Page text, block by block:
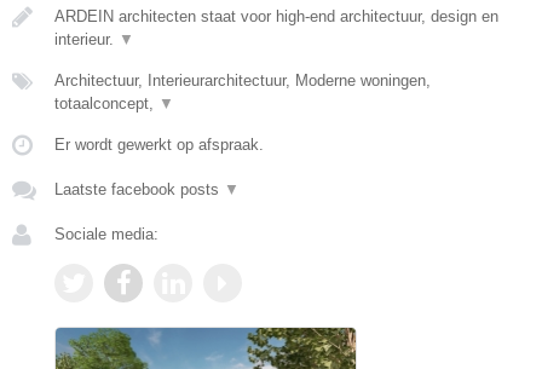
ARDEIN architecten staat voor high-end architectuur, design en
interieur. ▼
Architectuur, Interieurarchitectuur, Moderne woningen,
totaalconcept, ▼
Er wordt gewerkt op afspraak.
Laatste facebook posts ▼
Sociale media: